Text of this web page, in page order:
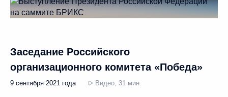
Заседание Российского
организационного комитета «Победа»
9 сентября 2021 года Видео, 31 мин.